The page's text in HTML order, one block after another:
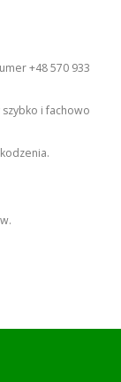
+48 570 933
i fachowo